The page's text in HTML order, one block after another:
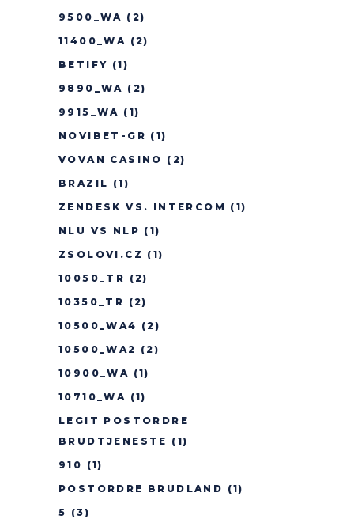
9500_WA (2)
11400_WA (2)
BETIFY (1)
9890_WA (2)
9915_WA (1)
NOVIBET-GR (1)
VOVAN CASINO (2)
BRAZIL (1)
ZENDESK VS. INTERCOM (1)
NLU VS NLP (1)
ZSOLOVI.CZ (1)
10050_TR (2)
10350_TR (2)
10500_WA4 (2)
10500_WA2 (2)
10900_WA (1)
10710_WA (1)
LEGIT POSTORDRE
BRUDTJENESTE (1)
910 (1)
POSTORDRE BRUDLAND (1)
5 (3)